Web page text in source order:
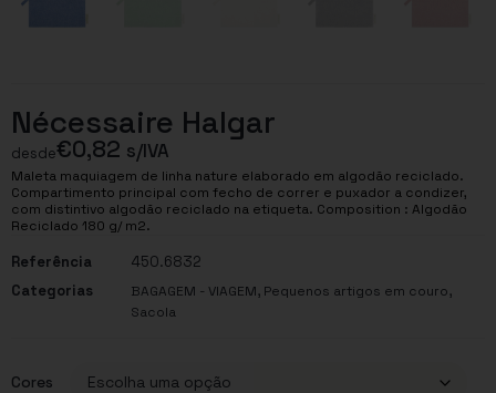
Nécessaire Halgar
desde€0,82 s/IVA
Maleta maquiagem de linha nature elaborado em algodão reciclado.
Compartimento principal com fecho de correr e puxador a condizer,
com distintivo algodão reciclado na etiqueta. Composition : Algodão
Reciclado 180 g/ m2.
Referência
450.6832
Categorias
BAGAGEM - VIAGEM, Pequenos artigos em couro,
Sacola
Cores